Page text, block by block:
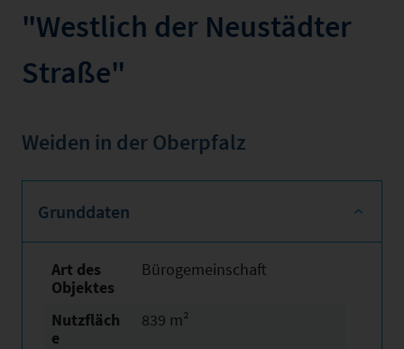
"Westlich der Neustädter
Straße"
Weiden in der Oberpfalz
Grunddaten
Art des
Objektes
Bürogemeinschaft
Nutzfläch
e
839 m²